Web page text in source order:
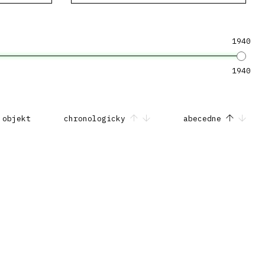
1940
1940
objekt chronologicky abecedne